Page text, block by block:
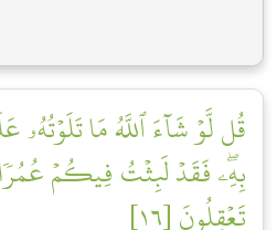
قُل لَّوۡ شَآءَ ٱللَّهُ مَا
بِهِۦۖ فَقَدۡ لَبِثۡتُ فِيكُمۡ
تَعۡقِلُونَ [١٦]